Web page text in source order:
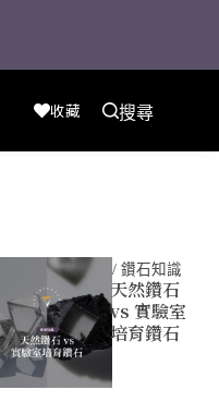
收藏 搜尋
/ 鑽石知識
天然鑽石
vs 實驗室
培育鑽石